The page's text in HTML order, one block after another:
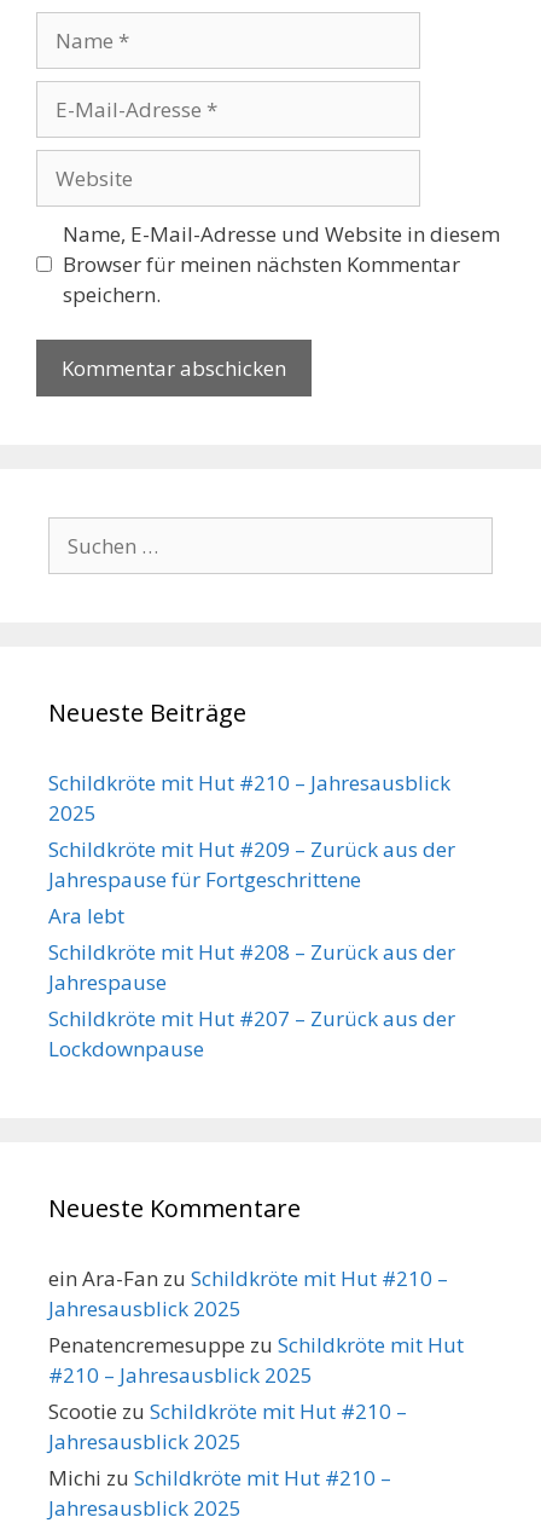
Mail-
Adresse
Name, E-Mail-Adresse und Website in diesem
Browser für meinen nächsten Kommentar
speichern.
nach:
Neueste Beiträge
Schildkröte mit Hut #210 – Jahresausblick
2025
Schildkröte mit Hut #209 – Zurück aus der
Jahrespause für Fortgeschrittene
Ara lebt
Schildkröte mit Hut #208 – Zurück aus der
Jahrespause
Schildkröte mit Hut #207 – Zurück aus der
Lockdownpause
Neueste Kommentare
ein Ara-Fan zu Schildkröte mit Hut #210 –
Jahresausblick 2025
Penatencremesuppe zu Schildkröte mit Hut
#210 – Jahresausblick 2025
Scootie zu Schildkröte mit Hut #210 –
Jahresausblick 2025
Michi zu Schildkröte mit Hut #210 –
Jahresausblick 2025